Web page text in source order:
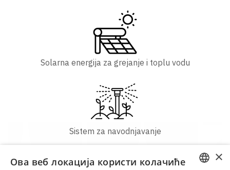
Solarna energija za grejanje i toplu vodu
Sistem za navodnjavanje
×
Ова веб локација користи колачиће